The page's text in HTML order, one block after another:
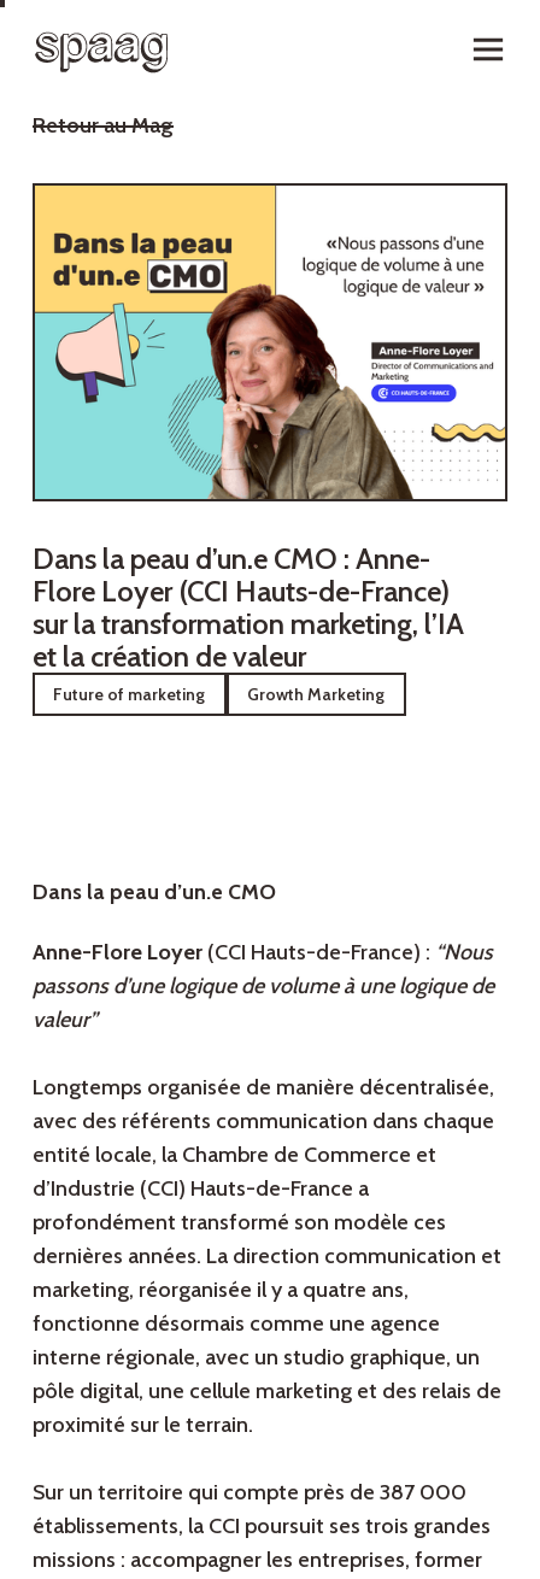
Retour au Mag
Dans la peau d’un.e CMO : Anne-
Flore Loyer (CCI Hauts-de-France)
sur la transformation marketing, l’IA
et la création de valeur
Future of marketing Growth Marketing
Dans la peau d’un.e CMO
Anne-Flore Loyer(CCI Hauts-de-France) : “Nous
passons d’une logique de volume à une logique de
valeur”
Longtemps organisée de manière décentralisée,
avec des référents communication dans chaque
entité locale, la Chambre de Commerce et
d’Industrie (CCI) Hauts-de-France a
profondément transformé son modèle ces
dernières années. La direction communication et
marketing, réorganisée il y a quatre ans,
fonctionne désormais comme une agence
interne régionale, avec un studio graphique, un
pôle digital, une cellule marketing et des relais de
proximité sur le terrain.
Sur un territoire qui compte près de 387 000
établissements, la CCI poursuit ses trois grandes
missions : accompagner les entreprises, former